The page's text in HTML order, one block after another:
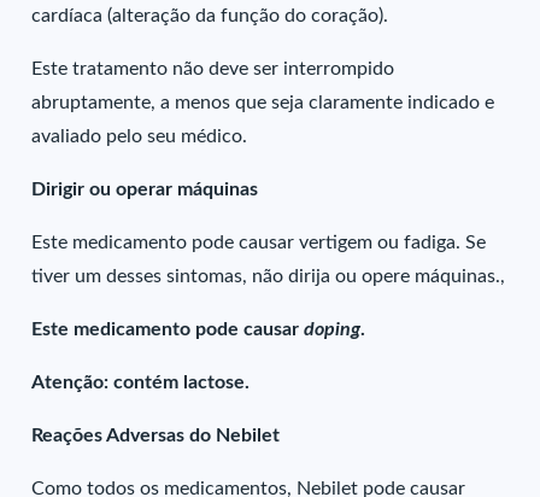
cardíaca (alteração da função do coração).
Este tratamento não deve ser interrompido
abruptamente, a menos que seja claramente indicado e
avaliado pelo seu médico.
Dirigir ou operar máquinas
Este medicamento pode causar vertigem ou fadiga. Se
tiver um desses sintomas, não dirija ou opere máquinas.,
Este medicamento pode causardoping.
Atenção: contém lactose.
Reações Adversas do Nebilet
Como todos os medicamentos, Nebilet pode causar